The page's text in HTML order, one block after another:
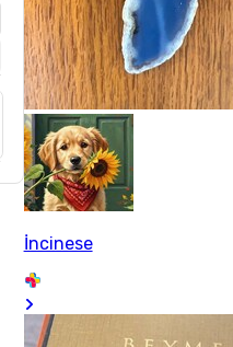
İncinese